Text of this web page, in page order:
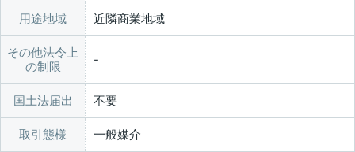
用途地域 近隣商業地域
その他法令上
の制限
国土法届出 不要
取引態様 一般媒介